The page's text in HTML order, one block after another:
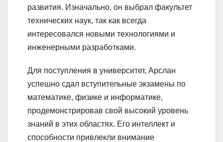
развития. Изначально, он выбрал факультет
технических наук, так как всегда
интересовался новыми технологиями и
инженерными разработками.
Для поступления в университет, Арслан
успешно сдал вступительные экзамены по
математике, физике и информатике,
продемонстрировав свой высокий уровень
знаний в этих областях. Его интеллект и
способности привлекли внимание